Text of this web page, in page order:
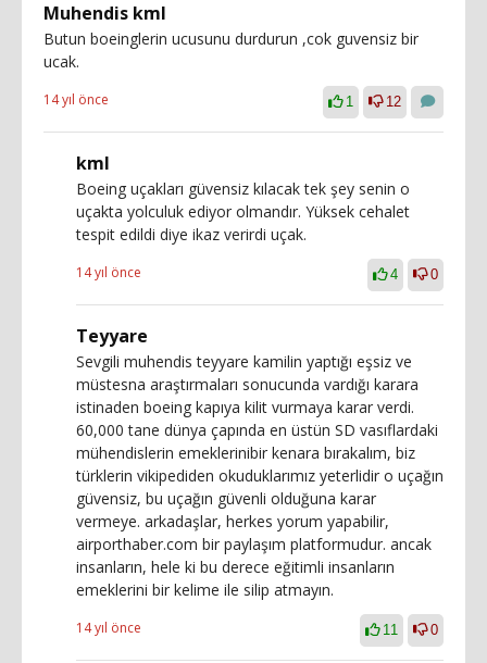
Muhendis kml
Butun boeinglerin ucusunu durdurun ,cok guvensiz bir
ucak.
14 yıl önce 1 12
kml
Boeing uçakları güvensiz kılacak tek şey senin o
uçakta yolculuk ediyor olmandır. Yüksek cehalet
tespit edildi diye ikaz verirdi uçak.
14 yıl önce 4 0
Teyyare
Sevgili muhendis teyyare kamilin yaptığı eşsiz ve
müstesna araştırmaları sonucunda vardığı karara
istinaden boeing kapıya kilit vurmaya karar verdi.
60,000 tane dünya çapında en üstün SD vasıflardaki
mühendislerin emeklerinibir kenara bırakalım, biz
türklerin vikipediden okuduklarımız yeterlidir o uçağın
güvensiz, bu uçağın güvenli olduğuna karar
vermeye. arkadaşlar, herkes yorum yapabilir,
airporthaber.com bir paylaşım platformudur. ancak
insanların, hele ki bu derece eğitimli insanların
emeklerini bir kelime ile silip atmayın.
14 yıl önce 11 0